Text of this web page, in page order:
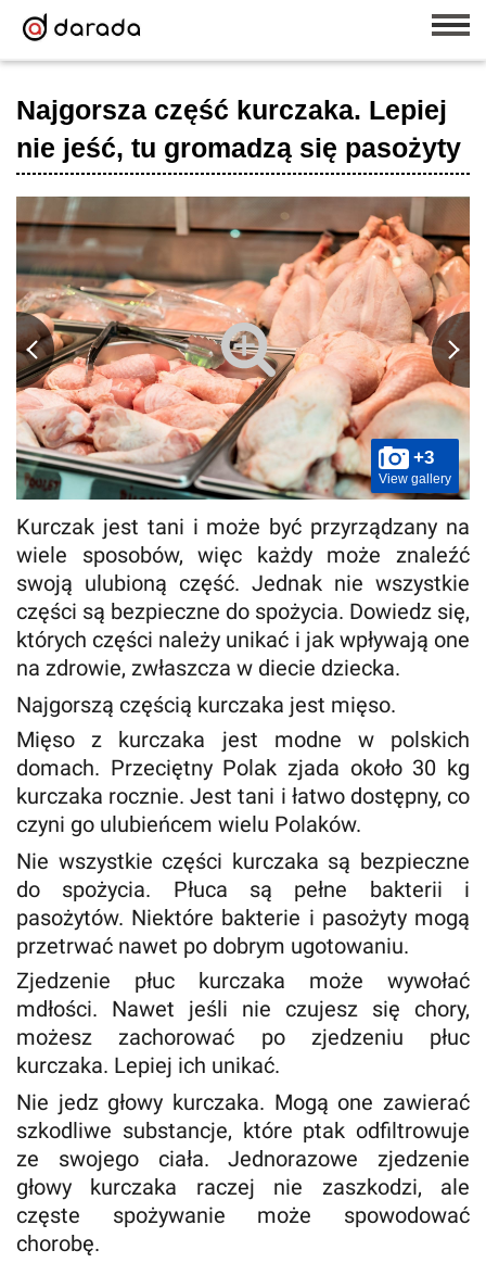
Najgorsza część kurczaka. Lepiej
nie jeść, tu gromadzą się pasożyty
+3
View gallery
Kurczak jest tani i może być przyrządzany na
wiele sposobów, więc każdy może znaleźć
swoją ulubioną część. Jednak nie wszystkie
części są bezpieczne do spożycia. Dowiedz się,
których części należy unikać i jak wpływają one
na zdrowie, zwłaszcza w diecie dziecka.
Najgorszą częścią kurczaka jest mięso.
Mięso z kurczaka jest modne w polskich
domach. Przeciętny Polak zjada około 30 kg
kurczaka rocznie. Jest tani i łatwo dostępny, co
czyni go ulubieńcem wielu Polaków.
Nie wszystkie części kurczaka są bezpieczne
do spożycia. Płuca są pełne bakterii i
pasożytów. Niektóre bakterie i pasożyty mogą
przetrwać nawet po dobrym ugotowaniu.
Zjedzenie płuc kurczaka może wywołać
mdłości. Nawet jeśli nie czujesz się chory,
możesz zachorować po zjedzeniu płuc
kurczaka. Lepiej ich unikać.
Nie jedz głowy kurczaka. Mogą one zawierać
szkodliwe substancje, które ptak odfiltrowuje
ze swojego ciała. Jednorazowe zjedzenie
głowy kurczaka raczej nie zaszkodzi, ale
częste spożywanie może spowodować
chorobę.